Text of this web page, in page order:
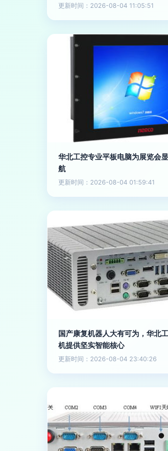
更新时间：2026-08-04 11:05:51
华北工控专业平板电脑为展览会
航
更新时间：2026-08-04 01:59:41
国产康复机器人大有可为，华北
机提供坚实智能核心
更新时间：2026-08-04 23:40:26